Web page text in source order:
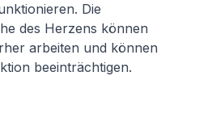
Die
des Herzens können
arbeiten und können
beeinträchtigen.